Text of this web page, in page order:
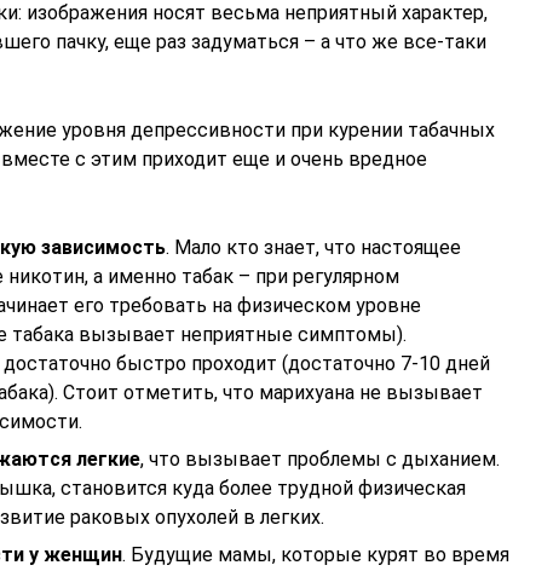
изображения носят весьма неприятный характер,
пачку, еще раз задуматься – а что же все-таки
уровня депрессивности при курении табачных
с этим приходит еще и очень вредное
зависимость. Мало кто знает, что настоящее
а именно табак – при регулярном
его требовать на физическом уровне
табака вызывает неприятные симптомы).
быстро проходит (достаточно 7-10 дней
Стоит отметить, что марихуана не вызывает
легкие, что вызывает проблемы с дыханием.
становится куда более трудной физическая
раковых опухолей в легких.
у женщин. Будущие мамы, которые курят во время